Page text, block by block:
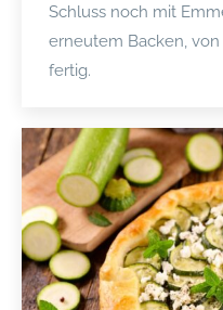
Schluss noch mit
erneutem Backen,
fertig.